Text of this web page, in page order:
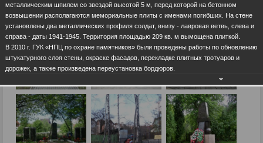
металлическим шпилем со звездой высотой 5 м, перед которой на бетонном
возвышении располагаются мемориальные плиты с именами погибших. На стене
установлены два металлических профиля солдат, внизу - лавровая ветвь, слева и
справа - даты 1941-1945. Территория площадью 209 кв. м вымощена плиткой.
В 2010 г. ГУК «НПЦ по охране памятников» были проведены работы по обновлению
штукатурного слоя стены, окраске фасадов, перекладке плитных тротуаров и
дорожек, а также произведена переустановка бордюров.